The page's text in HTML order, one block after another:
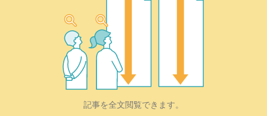
記事を全文閲覧できます。